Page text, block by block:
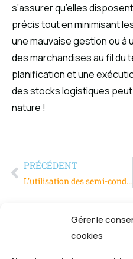
Gérer le
cookies
s’assurer qu’elles
précis tout en minimisant
une mauvaise gestion ou à
des marchandises au fil du
planification et une
des stocks logistiques
nature !
PRÉCÉDENT
L’utilisation des semi-conducteurs dans l’industrie automobile